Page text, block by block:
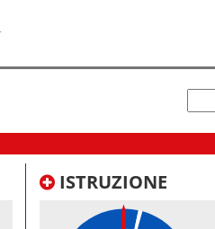
ISTRUZIONE